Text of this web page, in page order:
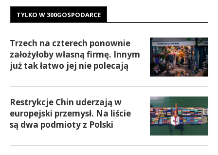
TYLKO W 300GOSPODARCE
Trzech na czterech ponownie
założyłoby własną firmę. Innym
już tak łatwo jej nie polecają
Restrykcje Chin uderzają w
europejski przemysł. Na liście
są dwa podmioty z Polski